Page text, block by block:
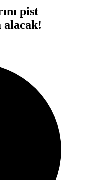
pist
alacak!